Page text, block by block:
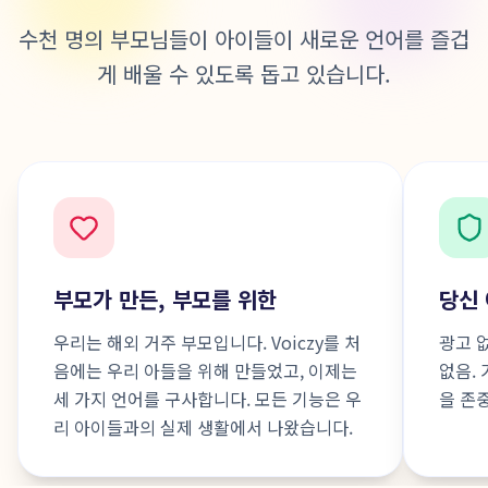
수천 명의 부모님들이 아이들이 새로운 언어를 즐겁
게 배울 수 있도록 돕고 있습니다.
부모가 만든, 부모를 위한
우리는 해외 거주 부모입니다. Voiczy를 처
음에는 우리 아들을 위해 만들었고, 이제는
세 가지 언어를 구사합니다. 모든 기능은 우
리 아이들과의 실제 생활에서 나왔습니다.
당신
광고
없음.
을 존